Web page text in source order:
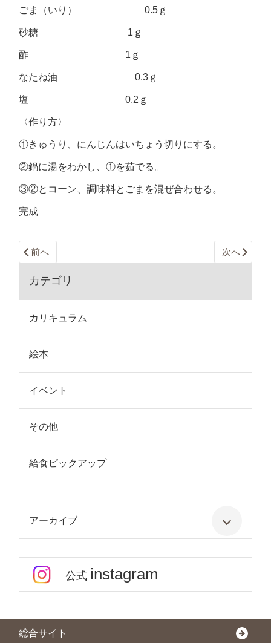
ごま（いり） 0.5ｇ
砂糖 1ｇ
酢 1ｇ
なたね油 0.3ｇ
塩 0.2ｇ
〈作り方〉
①きゅうり、にんじんはいちょう切りにする。
②鍋に湯をわかし、①を茹でる。
③②とコーン、調味料とごまを混ぜ合わせる。
完成
前へ 次へ
カテゴリ
カリキュラム
絵本
イベント
その他
給食ピックアップ
アーカイブ
公式 instagram
総合サイト